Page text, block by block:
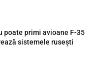
poate primi avioane F-35
sistemele rusești